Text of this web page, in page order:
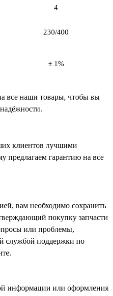
4
230/400
± 1%
все наши товары, чтобы вы
клиентов лучшими
предлагаем гарантию на все
вам необходимо сохранить
покупку запчасти
или проблемы,
службой поддержки по
информации или оформления